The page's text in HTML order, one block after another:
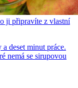
ji připravíte z vlastní
deset minut práce.
nemá se sirupovou